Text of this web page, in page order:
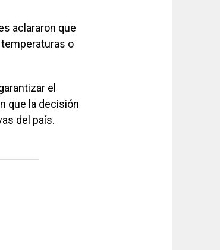
aclararon que
o
el
que la decisión
del país.